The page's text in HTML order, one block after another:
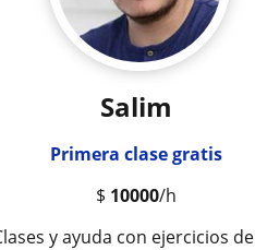
Salim
Primera clase gratis
$ 10000/h
Clases y ayuda con ejercicios de Física y Matemática universitaria e inferior